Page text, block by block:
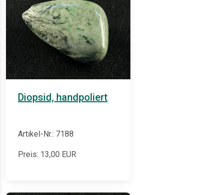
Diopsid, handpoliert
Artikel-Nr.: 7188
Preis: 13,00 EUR